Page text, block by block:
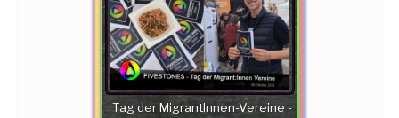
Tag der MigrantInnen-Vereine -